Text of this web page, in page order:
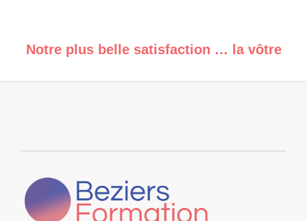
Notre plus belle satisfaction … la vôtre